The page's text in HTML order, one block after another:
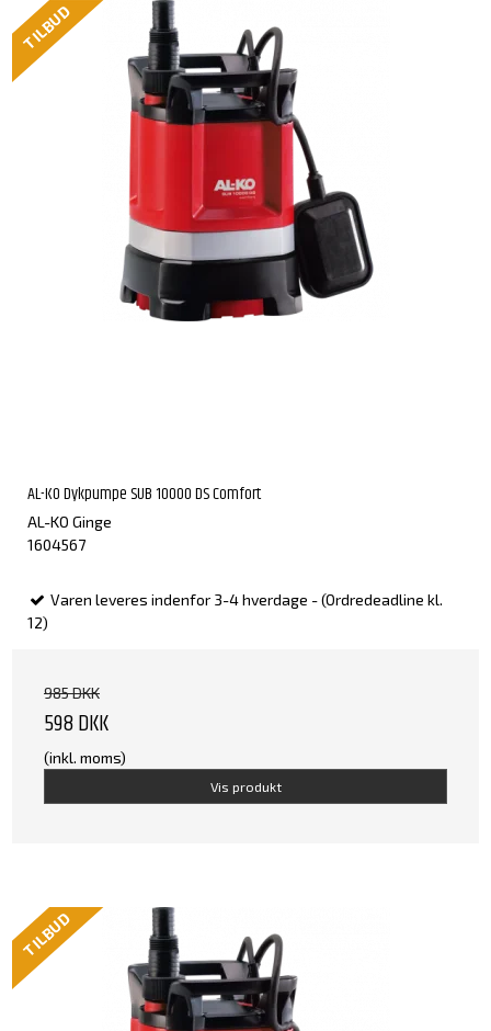
TILBUD
AL-KO Dykpumpe SUB 10000 DS Comfort
AL-KO Ginge
1604567
Varen leveres indenfor 3-4 hverdage - (Ordredeadline kl.
12)
985 DKK
598 DKK
(inkl. moms)
Vis produkt
TILBUD